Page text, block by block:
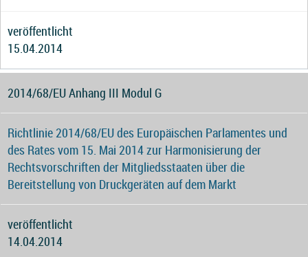
veröffentlicht
15.04.2014
2014/68/EU Anhang III Modul G
Richtlinie 2014/68/EU des Europäischen Parlamentes und
des Rates vom 15. Mai 2014 zur Harmonisierung der
Rechtsvorschriften der Mitgliedsstaaten über die
Bereitstellung von Druckgeräten auf dem Markt
veröffentlicht
14.04.2014